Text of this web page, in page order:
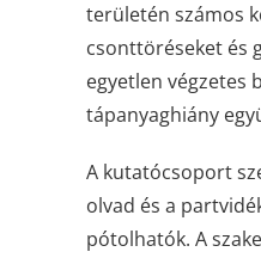
területén számos
csonttöréseket és
egyetlen végzetes
tápanyaghiány
A kutatócsoport
olvad és a
pótolhatók. A